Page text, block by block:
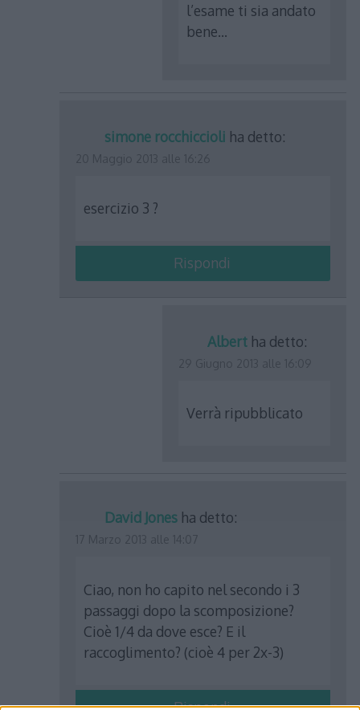
l’esame ti sia andato
bene…
simone rocchiccioli ha detto:
esercizio 3 ?
Rispondi
Albert ha detto:
Verrà ripubblicato
David Jones ha detto:
17 Marzo 2013 alle 14:07
Ciao, non ho capito nel secondo i 3
passaggi dopo la scomposizione?
Cioè 1/4 da dove esce? E il
raccoglimento? (cioè 4 per 2x-3)
Rispondi